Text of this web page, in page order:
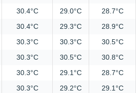
30.4°C 29.0°C
28.7°C
30.4°C 29.3°C
28.9°C
30.3°C 30.3°C
30.5°C
30.3°C 30.5°C
30.8°C
30.3°C 29.1°C
28.7°C
30.3°C 29.2°C
29.1°C